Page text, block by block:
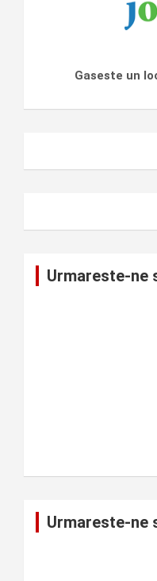
Gaseste un
Urmareste-ne
Urmareste-ne